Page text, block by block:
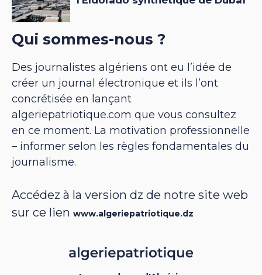
Qui sommes-nous ?
Des journalistes algériens ont eu l’idée de
créer un journal électronique et ils l’ont
concrétisée en lançant
algeriepatriotique.com que vous consultez
en ce moment. La motivation professionnelle
– informer selon les règles fondamentales du
journalisme.
Accédez à la version dz de notre site web
sur ce lien www.algeriepatriotique.dz